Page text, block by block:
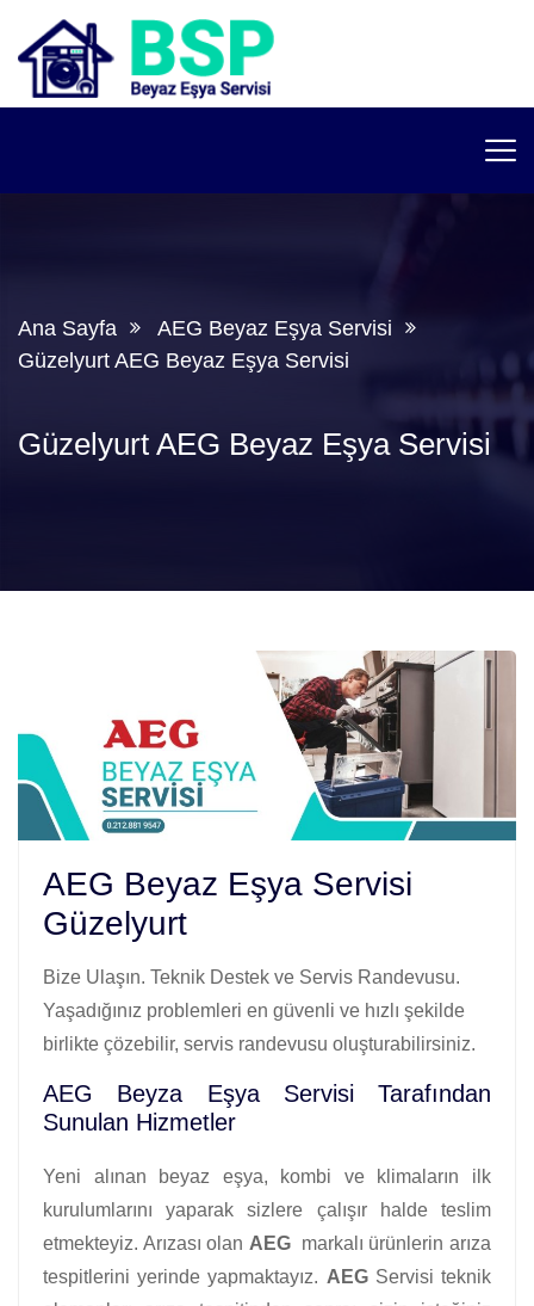
Ana Sayfa
AEG Beyaz Eşya Servisi
Güzelyurt AEG Beyaz Eşya Servisi
Güzelyurt AEG Beyaz Eşya Servisi
AEG Beyaz Eşya Servisi
Güzelyurt
Bize Ulaşın. Teknik Destek ve Servis Randevusu.
Yaşadığınız problemleri en güvenli ve hızlı şekilde
birlikte çözebilir, servis randevusu oluşturabilirsiniz.
AEG Beyza Eşya Servisi Tarafından
Sunulan Hizmetler
Yeni alınan beyaz eşya, kombi ve klimaların ilk
kurulumlarını yaparak sizlere çalışır halde teslim
etmekteyiz. Arızası olan AEGmarkalı ürünlerin arıza
tespitlerini yerinde yapmaktayız. AEGServisi teknik